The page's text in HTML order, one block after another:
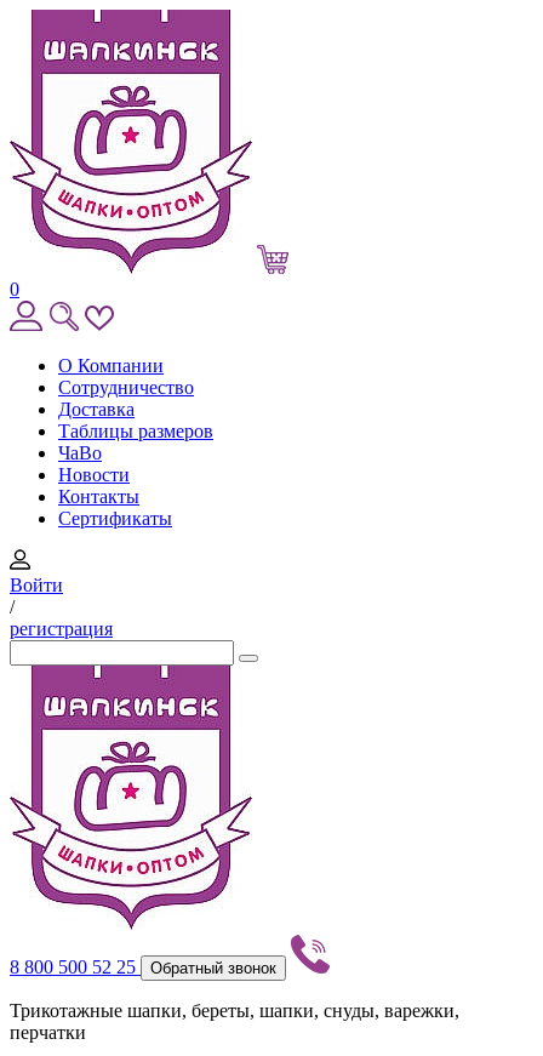
0
О Компании
Сотрудничество
Доставка
Таблицы размеров
ЧаВо
Новости
Контакты
Сертификаты
Войти
/
регистрация
8 800 500 52 25 Обратный звонок
Трикотажные шапки, береты, шапки, снуды, варежки,
перчатки